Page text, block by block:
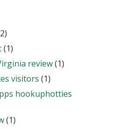
(1)
review(1)
visitors (1)
hookuphotties
(1)